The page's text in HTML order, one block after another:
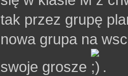
tak przez grupę
nowa grupa na
swoje grosze
.